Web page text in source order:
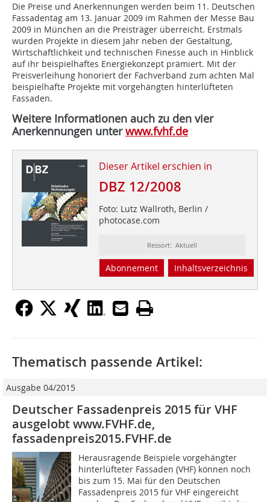
Die Preise und Anerkennungen werden beim 11. Deutschen
Fassadentag am 13. Januar 2009 im Rahmen der Messe Bau
2009 in München an die Preisträger überreicht. Erstmals
wurden Projekte in diesem Jahr neben der Gestaltung,
Wirtschaftlichkeit und technischen Finesse auch in Hinblick
auf ihr beispielhaftes Energiekonzept prämiert. Mit der
Preisverleihung honoriert der Fachverband zum achten Mal
beispielhafte Projekte mit vorgehängten hinterlüfteten
Fassaden.
Weitere Informationen auch zu den vier
Anerkennungen unterwww.fvhf.de
Dieser Artikel erschien in
DBZ 12/2008
Foto: Lutz Wallroth, Berlin /
photocase.com
Ressort: Aktuell
Abonnement Inhaltsverzeichnis
Thematisch passende Artikel:
Ausgabe 04/2015
Deutscher Fassadenpreis 2015 für VHF
ausgelobt www.FVHF.de,
fassadenpreis2015.FVHF.de
Herausragende Beispiele vorgehängter
hinterlüfteter Fassaden (VHF) können noch
bis zum 15. Mai für den Deutschen
Fassadenpreis 2015 für VHF eingereicht